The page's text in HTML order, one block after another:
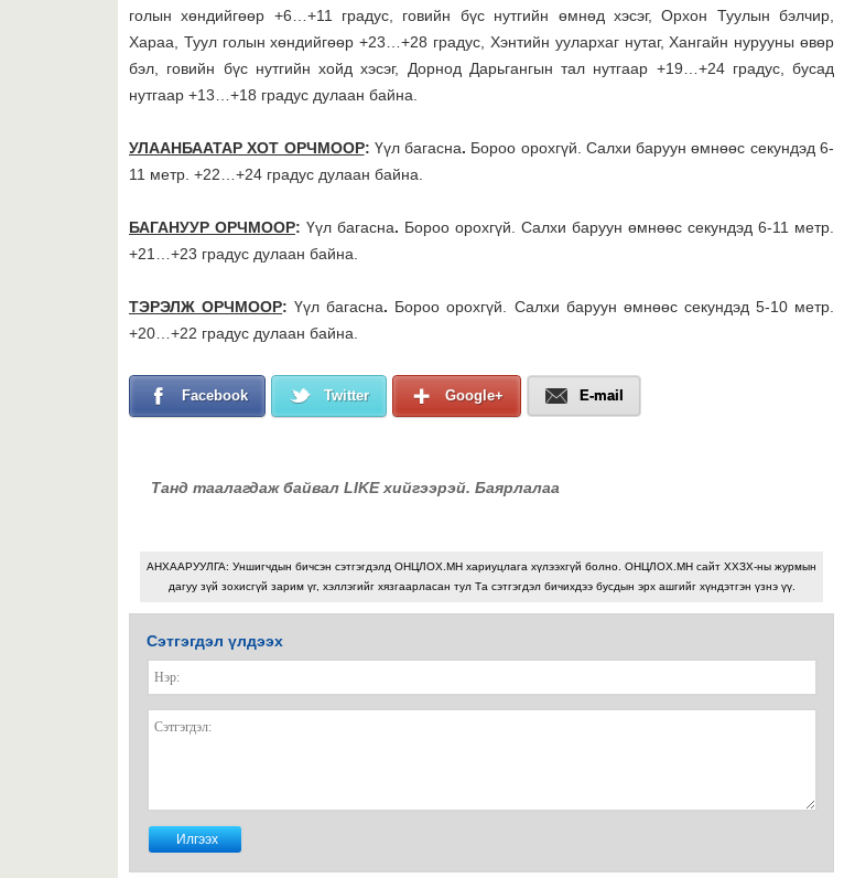
голын хөндийгөөр +6…+11 градус, говийн бүс нутгийн өмнөд хэсэг, Орхон Туулын бэлчир,
Хараа, Туул голын хөндийгөөр +23…+28 градус, Хэнтийн уулархаг нутаг, Хангайн нурууны өвөр
бэл, говийн бүс нутгийн хойд хэсэг, Дорнод Дарьгангын тал нутгаар +19…+24 градус, бусад
нутгаар +13…+18 градус дулаан байна.
УЛААНБААТАР ХОТ ОРЧМООР: Үүл багасна. Бороо орохгүй. Салхи баруун өмнөөс секундэд 6-
11 метр. +22…+24 градус дулаан байна.
БАГАНУУР ОРЧМООР: Үүл багасна. Бороо орохгүй. Салхи баруун өмнөөс секундэд 6-11 метр.
+21…+23 градус дулаан байна.
ТЭРЭЛЖ ОРЧМООР:Үүл багасна. Бороо орохгүй. Салхи баруун өмнөөс секундэд 5-10 метр.
+20…+22 градус дулаан байна.
Facebook Twitter Google+ E-mail
Танд таалагдаж байвал LIKE хийгээрэй. Баярлалаа
АНХААРУУЛГА: Уншигчдын бичсэн сэтгэгдэлд ОНЦЛОХ.МН хариуцлага хүлээхгүй болно. ОНЦЛОХ.МН сайт ХХЗХ-ны журмын
дагуу зүй зохисгүй зарим үг, хэллэгийг хязгаарласан тул Та сэтгэгдэл бичихдээ бусдын эрх ашгийг хүндэтгэн үзнэ үү.
Сэтгэгдэл үлдээх